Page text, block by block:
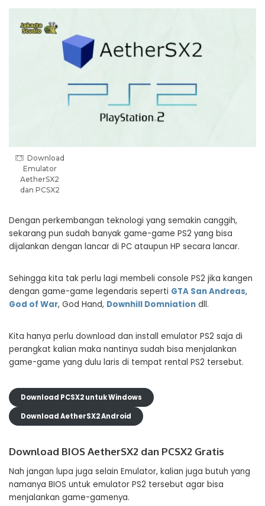
Download
Emulator
AetherSX2
dan PCSX2
Dengan perkembangan teknologi yang semakin canggih,
sekarang pun sudah banyak game-game PS2 yang bisa
dijalankan dengan lancar di PC ataupun HP secara lancar.
Sehingga kita tak perlu lagi membeli console PS2 jika kangen
dengan game-game legendaris seperti GTA San Andreas,
God of War, God Hand, Downhill Domniation dll.
Kita hanya perlu download dan install emulator PS2 saja di
perangkat kalian maka nantinya sudah bisa menjalankan
game-game yang dulu laris di tempat rental PS2 tersebut.
Download PCSX2 untuk Windows
Download AetherSX2 Android
Download BIOS AetherSX2 dan PCSX2 Gratis
Nah jangan lupa juga selain Emulator, kalian juga butuh yang
namanya BIOS untuk emulator PS2 tersebut agar bisa
menjalankan game-gamenya.